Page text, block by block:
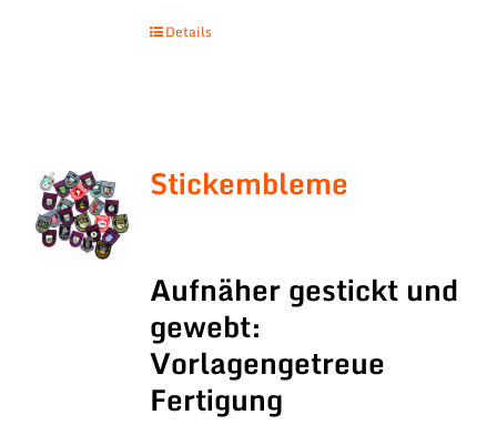
Details
Stickembleme
Aufnäher gestickt und
gewebt:
Vorlagengetreue
Fertigung